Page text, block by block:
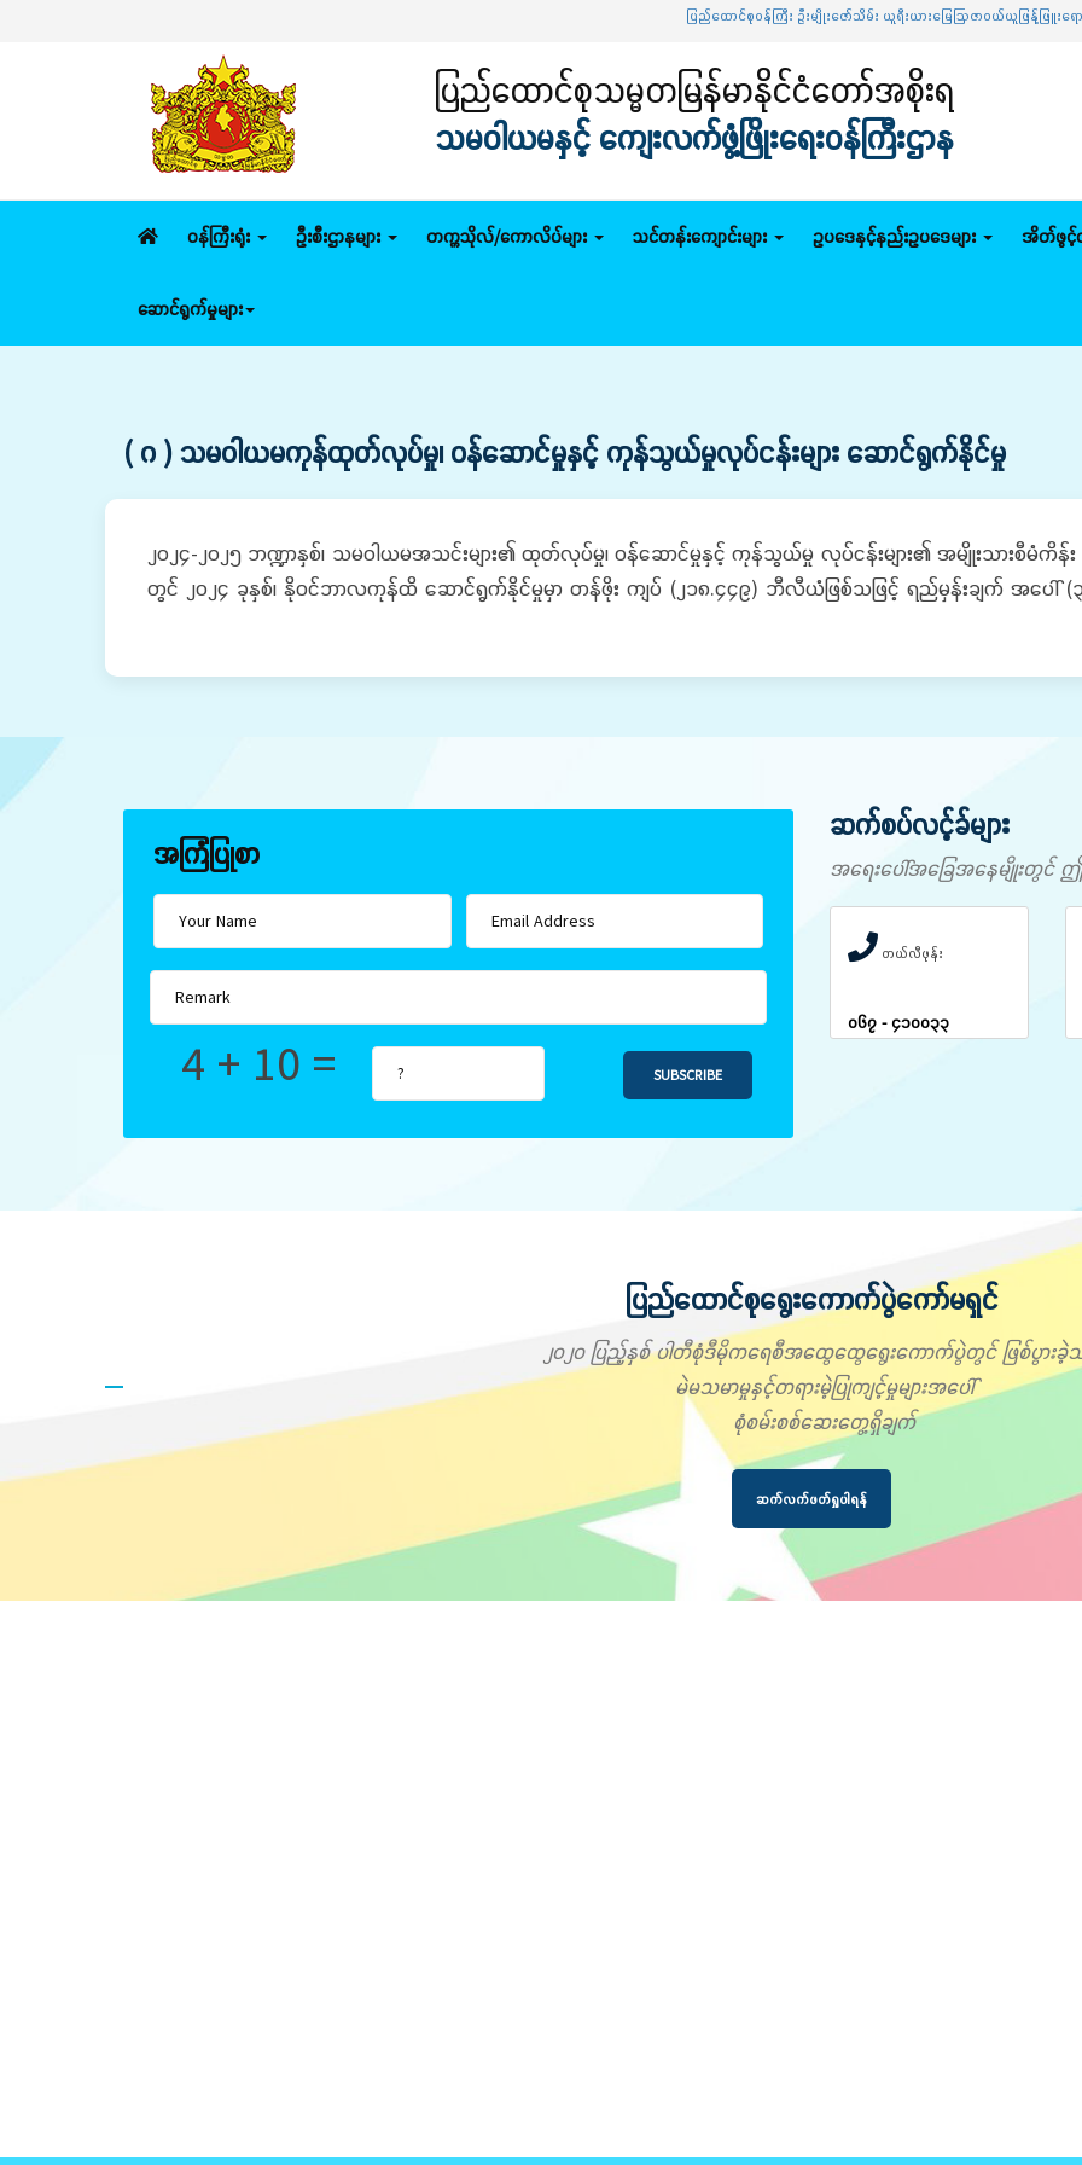
ပြည်ထောင်စုဝန်ကြီး ဦးမျိုးဇော်သိမ်း ယူရီးယားမြေဩဇာဝယ်ယူဖြန့်ဖြူးရေ
ပြည်ထောင်စုသမ္မတမြန်မာနိုင်ငံတော်အစိုးရ
သမဝါယမနှင့် ကျေးလက်ဖွံ့ဖြိုးရေးဝန်ကြီးဌာန
ဝန်ကြီးရုံး ဦးစီးဌာနများ တက္ကသိုလ်/ကောလိပ်များ သင်တန်းကျောင်းများ ဥပဒေနှင့်နည်းဥပဒေများ အိတ်ဖွင့်တ
ဆောင်ရွက်မှုများ
( ဂ ) သမဝါယမကုန်ထုတ်လုပ်မှု၊ ဝန်ဆောင်မှုနှင့် ကုန်သွယ်မှုလုပ်ငန်းများ ဆောင်ရွက်နိုင်မှု
၂၀၂၄-၂၀၂၅ ဘဏ္ဍာနှစ်၊ သမဝါယမအသင်းများ၏ ထုတ်လုပ်မှု၊ ဝန်ဆောင်မှုနှင့် ကုန်သွယ်မှု လုပ်ငန်းများ၏ အမျိုးသားစီမံကိ
တွင် ၂၀၂၄ ခုနှစ်၊ နိုဝင်ဘာလကုန်ထိ ဆောင်ရွက်နိုင်မှုမှာ တန်ဖိုး ကျပ် (၂၁၈.၄၄၉) ဘီလီယံဖြစ်သဖြင့် ရည်မှန်းချက် အပေ
အကြံပြုစာ
4 + 10 = SUBSCRIBE
ဆက်စပ်လင့်ခ်များ
အရေးပေါ်အခြေအနေမျိုးတွင် ဤ
တယ်လီဖုန်း
၀၆၇ - ၄၁၀၀၃၃
ပြည်ထောင်စုရွေးကောက်ပွဲကော်မရှင်
၂၀၂၀ ပြည့်နှစ် ပါတီစုံဒီမိုကရေစီအထွေထွေရွေးကောက်ပွဲတွင် ဖြစ်ပွား
မဲမသမာမှုနှင့်တရားမဲ့ပြုကျင့်မှုများအပေါ်
စုံစမ်းစစ်ဆေးတွေ့ရှိချက်
ဆက်လက်ဖတ်ရှုပါရန်